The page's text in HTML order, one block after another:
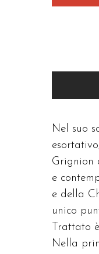
Nel suo
Grignion
e
e della
unico
Trattato
Nella